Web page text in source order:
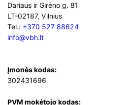
Dariaus ir Girėno g. 81
LT-02187, Vilnius
Tel.: +370 527 88624
info@vbh.lt
Įmonės kodas:
302431696
PVM mokėtojo kodas: